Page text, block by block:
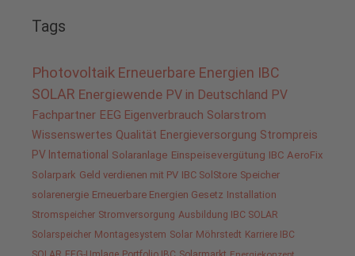
Tags
Photovoltaik Erneuerbare Energien IBC
SOLAR Energiewende PV in Deutschland PV
Fachpartner EEG Eigenverbrauch Solarstrom
Wissenswertes Qualität Energieversorgung Strompreis
PV International Solaranlage Einspeisevergütung IBC AeroFix
Solarpark Geld verdienen mit PV IBC SolStore Speicher
solarenergie Erneuerbare Energien Gesetz Installation
Stromspeicher Stromversorgung Ausbildung IBC SOLAR
Solarspeicher Montagesystem Solar Möhrstedt Karriere IBC